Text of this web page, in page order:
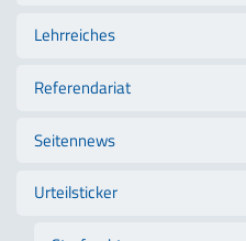
Lehrreiches
Referendariat
Seitennews
Urteilsticker